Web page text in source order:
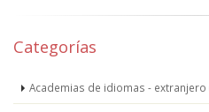
Categorías
Academias de idiomas - extranjero